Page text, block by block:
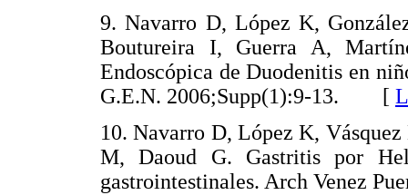
9. Navarro D, López K,
Boutureira I, Guerra A,
Endoscópica de Duodenitis en
G.E.N. 2006;Supp(1):9-13. [
10. Navarro D, López K,
M, Daoud G. Gastritis por
gastrointestinales. Arch Venez